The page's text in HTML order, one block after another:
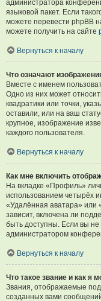
администратора
языковой пакет. Если
можете перевести phpBB
можете получить на сайте
Вернуться к началу
Что означают
Вместе с именем
Одно из них может
квадратики или точки,
оставили, или на ваш
крупное, изображение
каждого пользователя.
Вернуться к началу
Как мне включить
На вкладке «Профиль»
использованием четырёх
«Удалённая аватара» или
зависит, включена ли
быть доступны. Если вы не
администратором
Вернуться к началу
Что такое звание и как я
Звания, отображаемые
созданных вами